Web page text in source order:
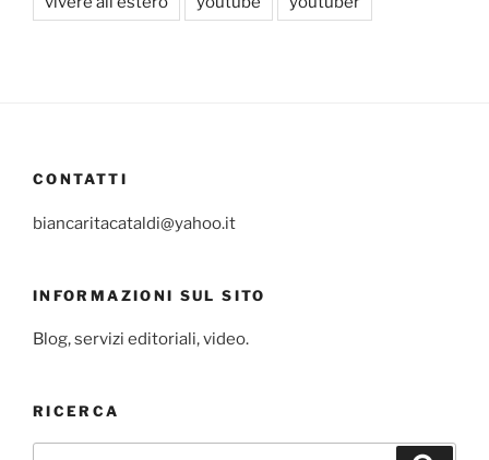
CONTATTI
biancaritacataldi@yahoo.it
INFORMAZIONI SUL SITO
Blog, servizi editoriali, video.
RICERCA